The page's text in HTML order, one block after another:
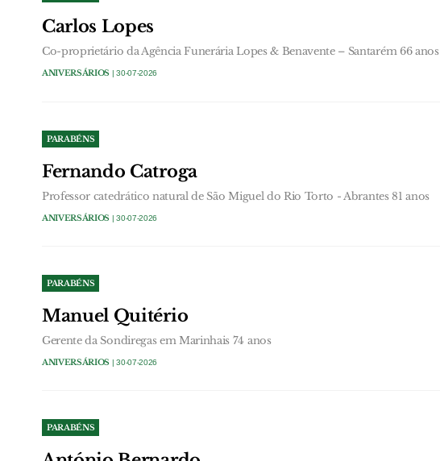
Carlos Lopes
Co-proprietário da Agência Funerária Lopes & Benavente – Santarém 66 anos
ANIVERSÁRIOS | 30-07-2026
PARABÉNS
Fernando Catroga
Professor catedrático natural de São Miguel do Rio Torto - Abrantes 81 anos
ANIVERSÁRIOS | 30-07-2026
PARABÉNS
Manuel Quitério
Gerente da Sondiregas em Marinhais 74 anos
ANIVERSÁRIOS | 30-07-2026
PARABÉNS